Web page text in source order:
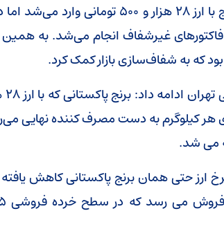
کنگری ادامه داد: پیش از این، برنج با ارز ۲۸ هزار و
فاکتورهای غیرشفاف انجام می‌شد. به
که به شفاف‌سازی بازار کمک کرد.
به ازای هر کیلوگرم به دست مصرف کننده